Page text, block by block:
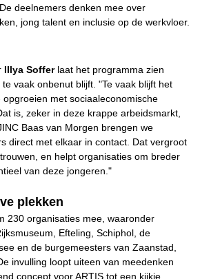
deelnemers denken mee over
jong talent en inclusie op de werkvloer.
Illya Sofferlaat het programma zien
vaak onbenut blijft. "Te vaak blijft het
met sociaaleconomische
is, zeker in deze krappe arbeidsmarkt,
Baas van Morgen brengen we
direct met elkaar in contact. Dat vergroot
en helpt organisaties om breder
van deze jongeren."
plekken
230 organisaties mee, waaronder
Efteling, Schiphol, de
en de burgemeesters van Zaanstad,
invulling loopt uiteen van meedenken
concept voor ARTIS tot een kijkje